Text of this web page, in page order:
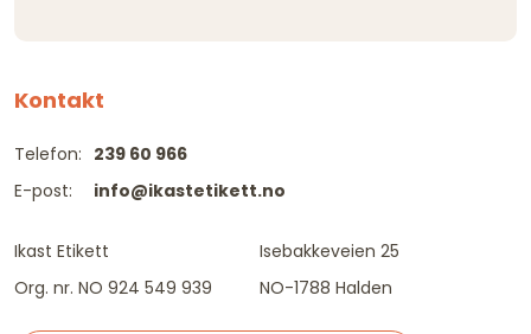
Kontakt
Telefon:
E-post:
239 60 966
info@ikastetikett.no
Ikast Etikett
Org. nr. NO 924 549 939
Isebakkeveien 25
NO-1788 Halden